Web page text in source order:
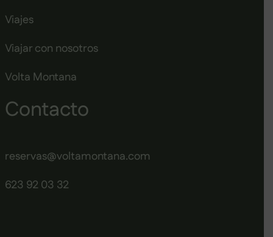
Viajes
Viajar con nosotros
Volta Montana
Contacto
reservas@voltamontana.com
623 92 03 32